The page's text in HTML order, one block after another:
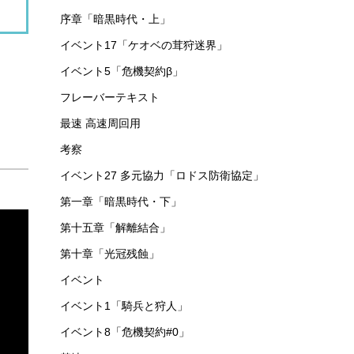
序章「暗黒時代・上」
イベント17「ケオベの茸狩迷界」
イベント5「危機契約β」
フレーバーテキスト
最速 高速周回用
考察
イベント27 多元協力「ロドス防衛協定」
第一章「暗黒時代・下」
第十五章「解離結合」
第十章「光冠残蝕」
イベント
イベント1「騎兵と狩人」
イベント8「危機契約#0」